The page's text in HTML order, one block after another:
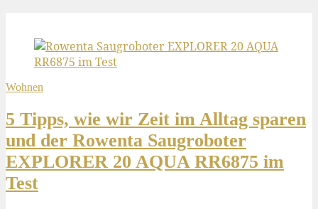
Wohnen
5 Tipps, wie wir Zeit im Alltag sparen
und der Rowenta Saugroboter
EXPLORER 20 AQUA RR6875 im
Test